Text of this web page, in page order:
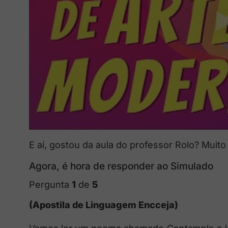
E aí, gostou da aula do professor Rolo? Muito
Agora, é hora de responder ao Simulado
Pergunta 1 de 5
(Apostila de Linguagem Encceja)